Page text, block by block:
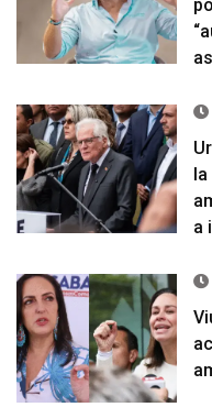
la
a